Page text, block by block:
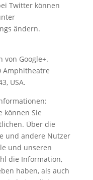
Twitter können
ändern.
von Google+.
Amphitheatre
USA.
können Sie
Über die
und andere Nutzer
und unseren
die Information,
haben, als auch